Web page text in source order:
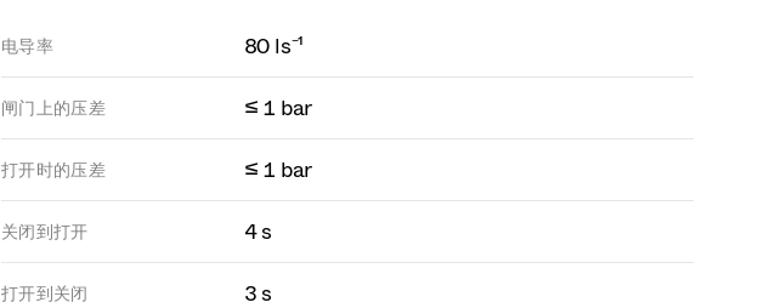
电导率 80 ls⁻¹
闸门上的压差 ≤ 1 bar
打开时的压差 ≤ 1 bar
关闭到打开 4 s
打开到关闭 3 s